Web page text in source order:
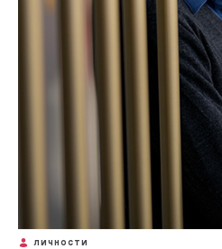
ЛИЧНОСТИ